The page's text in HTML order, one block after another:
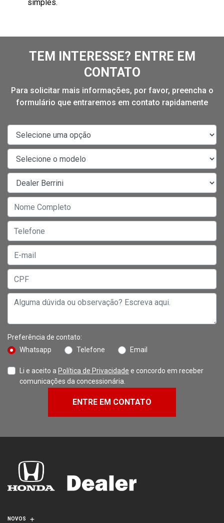
simples.
TEM INTERESSE? ENTRE EM
CONTATO
Para solicitar mais informações, por favor, preencha o
formulário que entraremos em contato rapidamente
Preferência de contato:
Whatsapp
Telefone Email
Li e aceito a Política de Privacidade e concordo em receber
comunicações da concessionária.
ENTRE EM CONTATO
NOVOS